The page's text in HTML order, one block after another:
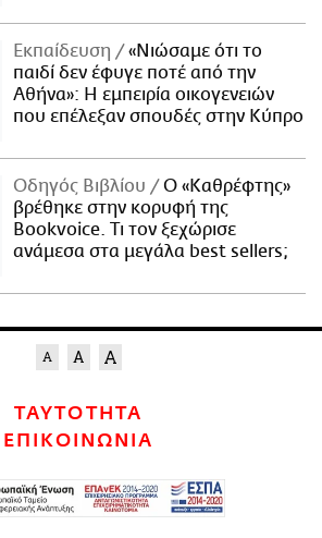
Εκπαίδευση
«Νιώσαμε ότι το
παιδί δεν έφυγε ποτέ από την
Αθήνα»: Η εμπειρία οικογενειών
που επέλεξαν σπουδές στην Κύπρο
Οδηγός Βιβλίου
Ο «Καθρέφτης»
βρέθηκε στην κορυφή της
Bookvoice. Τι τον ξεχώρισε
ανάμεσα στα μεγάλα best sellers;
ΤΑΥΤΟΤΗΤΑ
ΕΠΙΚΟΙΝΩΝΙΑ